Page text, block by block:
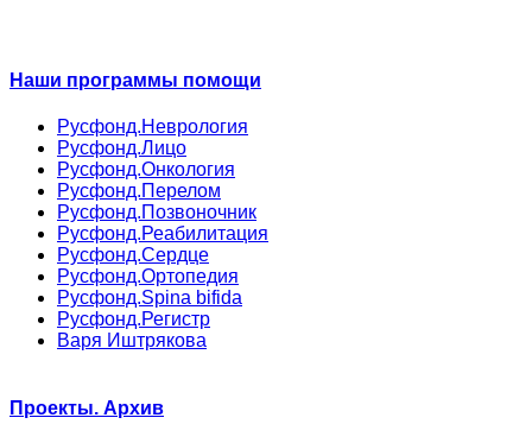
Наши программы помощи
Русфонд.Неврология
Русфонд.Лицо
Русфонд.Онкология
Русфонд.Перелом
Русфонд.Позвоночник
Русфонд.Реабилитация
Русфонд.Сердце
Русфонд.Ортопедия
Русфонд.Spina bifida
Русфонд.Регистр
Варя Иштрякова
Проекты. Архив